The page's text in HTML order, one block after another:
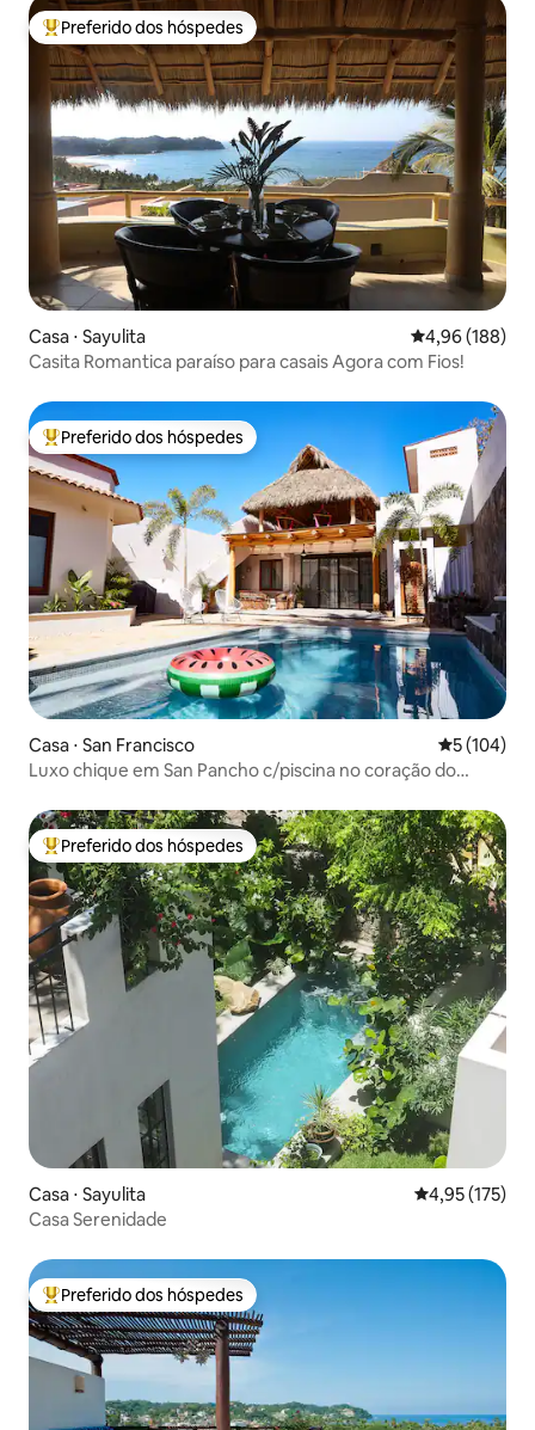
Entre os melhores preferidos dos hóspedes
Preferido dos hóspedes
Casa ⋅ Sayulita 4,96 de uma
4,96 (188)
Casita Romantica paraíso para casais Agora com Fios!
Entre os melhores preferidos dos hóspedes
Preferido dos hóspedes
Casa ⋅ San Francisco 5 de uma
5 (104)
Luxo chique em San Pancho c/piscina no coração do
Entre os melhores preferidos dos hóspedes
Preferido dos hóspedes
Casa ⋅ Sayulita 4,95 de uma
4,95 (175)
Casa Serenidade
Entre os melhores preferidos dos hóspedes
Preferido dos hóspedes